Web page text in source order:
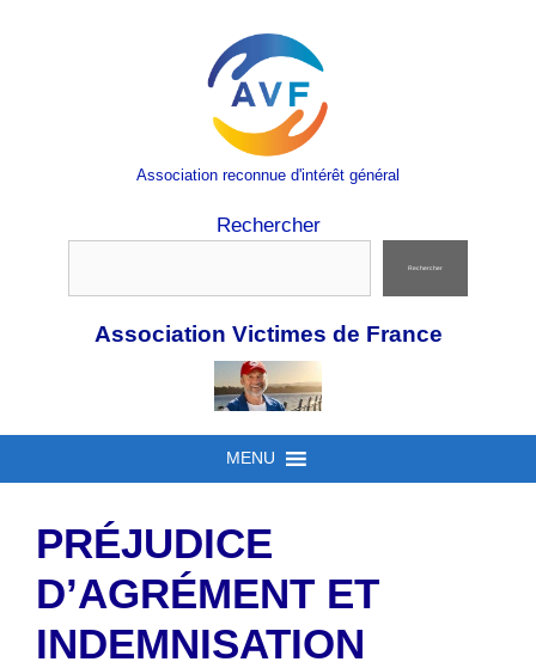
Association reconnue d'intérêt général
Rechercher
Rechercher
Association Victimes de France
MENU
PRÉJUDICE
D’AGRÉMENT ET
INDEMNISATION